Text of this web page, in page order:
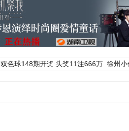
双色球148期开奖:头奖11注666万 徐州